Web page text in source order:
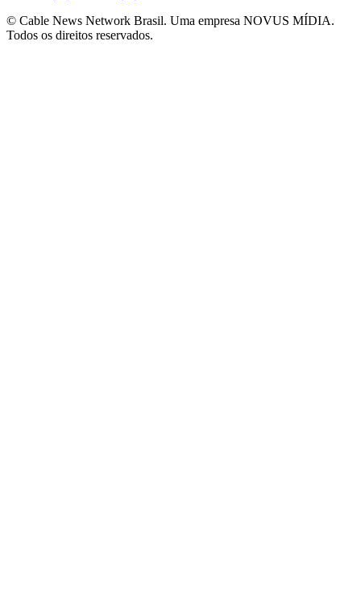
© Cable News Network Brasil. Uma empresa NOVUS MÍDIA.
Todos os direitos reservados.